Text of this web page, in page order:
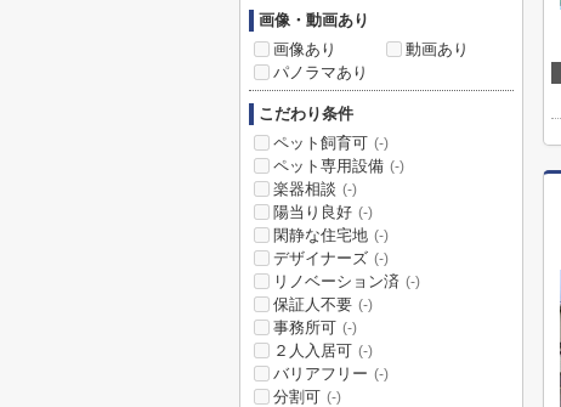
画像・動画あり
画像あり
動画あり
パノラマあり
こだわり条件
ペット飼育可 (-)
ペット専用設備 (-)
楽器相談 (-)
陽当り良好 (-)
閑静な住宅地 (-)
デザイナーズ (-)
リノベーション済 (-)
保証人不要 (-)
事務所可 (-)
２人入居可 (-)
バリアフリー (-)
分割可 (-)